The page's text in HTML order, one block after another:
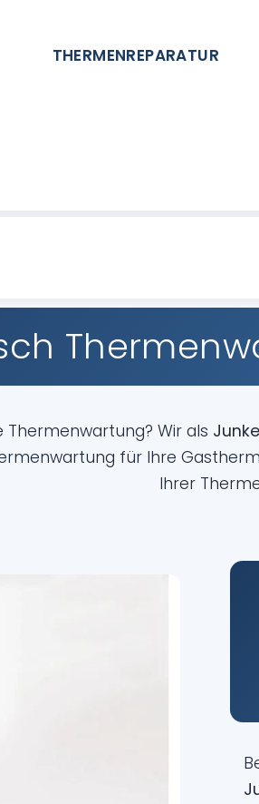
THERMENREPARATUR
Thermenwartung? Wir als
für Ihre
Ihrer